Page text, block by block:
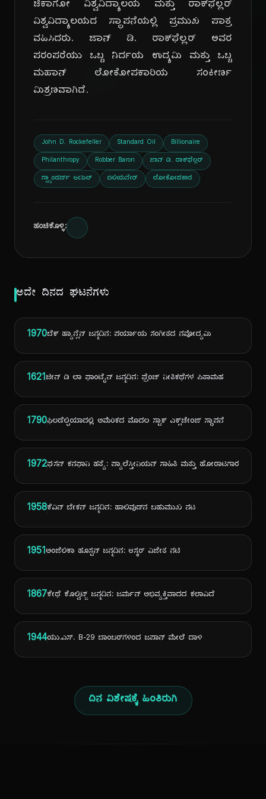
ದಿ
ಚಿಕಾಗೋ ವಿಶ್ವವಿದ್ಯಾಲಯ ಮತ್ತು ರಾಕ್‌ಫೆಲ್ಲರ್
ವಿಶ್ವವಿದ್ಯಾಲಯದ ಸ್ಥಾಪನೆಯಲ್ಲಿ ಪ್ರಮುಖ ಪಾತ್ರ
ವಹಿಸಿದರು. ಜಾನ್ ಡಿ. ರಾಕ್‌ಫೆಲ್ಲರ್ ಅವರ
ಪರಂಪರೆಯು ಒಬ್ಬ ನಿರ್ದಯ ಉದ್ಯಮಿ ಮತ್ತು ಒಬ್ಬ
ಮಹಾನ್ ಲೋಕೋಪಕಾರಿಯ ಸಂಕೀರ್ಣ
ಮಿಶ್ರಣವಾಗಿದೆ.
John D. Rockefeller Standard Oil Billionaire
Philanthropy Robber Baron ಜಾನ್ ಡಿ. ರಾಕ್‌ಫೆಲ್ಲರ್
ಸ್ಟ್ಯಾಂಡರ್ಡ್ ಆಯಿಲ್ ಬಿಲಿಯನೇರ್ ಲೋಕೋಪಕಾರ
ಹಂಚಿಕೊಳ್ಳಿ:
ಅದೇ ದಿನದ ಘಟನೆಗಳು
1970ಬೆಕ್ ಹ್ಯಾನ್ಸೆನ್ ಜನ್ಮದಿನ: ಪರ್ಯಾಯ ಸಂಗೀತದ ನವೋದ್ಯಮಿ
1621ಜೀನ್ ಡಿ ಲಾ ಫಾಂಟೈನ್ ಜನ್ಮದಿನ: ಫ್ರೆಂಚ್ ನೀತಿಕಥೆಗಳ ಪಿತಾಮಹ
1790ಫಿಲಡೆಲ್ಫಿಯಾದಲ್ಲಿ ಅಮೆರಿಕದ ಮೊದಲ ಸ್ಟಾಕ್ ಎಕ್ಸ್‌ಚೇಂಜ್ ಸ್ಥಾಪನೆ
1972ಘಸನ್ ಕನಫಾನಿ ಹತ್ಯೆ: ಪ್ಯಾಲೆಸ್ತೀನಿಯನ್ ಸಾಹಿತಿ ಮತ್ತು ಹೋರಾಟಗಾರ
1958ಕೆವಿನ್ ಬೇಕನ್ ಜನ್ಮದಿನ: ಹಾಲಿವುಡ್‌ನ ಬಹುಮುಖ ನಟ
1951ಅಂಜೆಲಿಕಾ ಹೂಸ್ಟನ್ ಜನ್ಮದಿನ: ಆಸ್ಕರ್ ವಿಜೇತ ನಟಿ
1867ಕೇಥೆ ಕೊಲ್ವಿಟ್ಜ್ ಜನ್ಮದಿನ: ಜರ್ಮನ್ ಅಭಿವ್ಯಕ್ತಿವಾದದ ಕಲಾವಿದೆ
1944ಯು.ಎಸ್. B-29 ಬಾಂಬರ್‌ಗಳಿಂದ ಜಪಾನ್ ಮೇಲೆ ದಾಳಿ
ದಿನ ವಿಶೇಷಕ್ಕೆ ಹಿಂತಿರುಗಿ